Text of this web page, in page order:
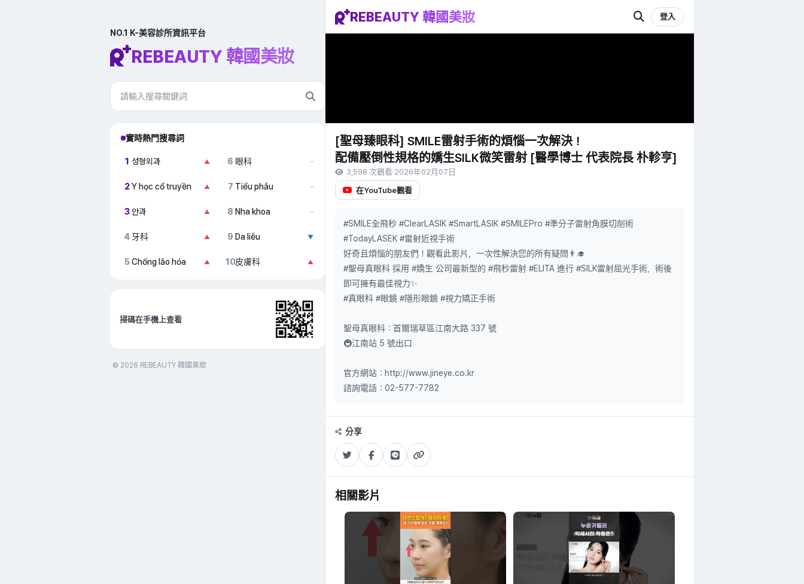
NO.1 K-美容診所資訊平台
REBEAUTY 韓國美妝
實時熱門搜尋詞
1 성형외과 ▲
2 Y học cổ truyền ▲
3 안과 ▲
4 牙科 ▲
5 Chống lão hóa ▲
6 眼科 –
7 Tiểu phẫu –
8 Nha khoa –
9 Da liễu ▼
10皮膚科 ▲
掃碼在手機上查看
© 2026 REBEAUTY 韓國美妝
REBEAUTY 韓國美妝 登入
[聖母臻眼科] SMILE雷射手術的煩惱一次解決！
配備壓倒性規格的嬌生SILK微笑雷射 [醫學博士 代表院長 朴軫亨]
3,598 次觀看·2026年02月07日
在YouTube觀看
#SMILE全飛秒 #ClearLASIK #SmartLASIK #SMILEPro #準分子雷射角膜切削術
#TodayLASEK #雷射近視手術
好奇且煩惱的朋友們！觀看此影片，一次性解決您的所有疑問👨‍🎓
#聖母真眼科 採用 #嬌生 公司最新型的 #飛秒雷射 #ELITA 進行 #SILK雷射屈光手術，術後
即可擁有最佳視力✨
#真眼科 #眼鏡 #隱形眼鏡 #視力矯正手術
聖母真眼科：首爾瑞草區江南大路 337 號
🚇江南站 5 號出口
官方網站：http://www.jineye.co.kr​​
諮詢電話：02-577-7782
分享
相關影片